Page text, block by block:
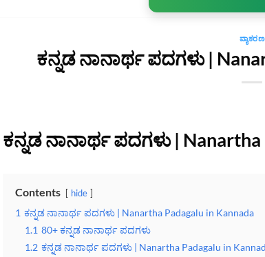
ವ್ಯಾಕರಣ
ಕನ್ನಡ ನಾನಾರ್ಥ ಪದಗಳು |
ಕನ್ನಡ ನಾನಾರ್ಥ ಪದಗಳು | Nanartha
Contents hide
1 ಕನ್ನಡ ನಾನಾರ್ಥ ಪದಗಳು | Nanartha Padagalu in Kannada
1.1 80+ ಕನ್ನಡ ನಾನಾರ್ಥ ಪದಗಳು
1.2 ಕನ್ನಡ ನಾನಾರ್ಥ ಪದಗಳು | Nanartha Padagalu in